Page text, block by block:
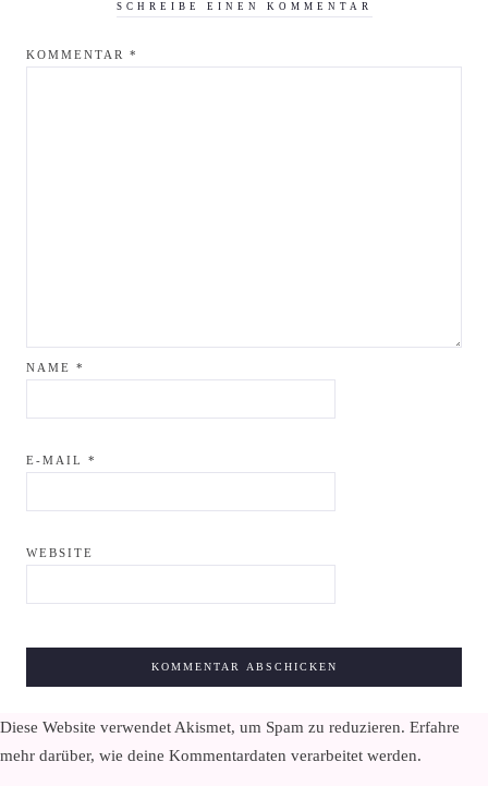
SCHREIBE EINEN KOMMENTAR
KOMMENTAR *
NAME *
E-MAIL *
WEBSITE
Diese Website verwendet Akismet, um Spam zu reduzieren. Erfahre
mehr darüber, wie deine Kommentardaten verarbeitet werden.